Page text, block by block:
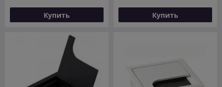
Купить Купить